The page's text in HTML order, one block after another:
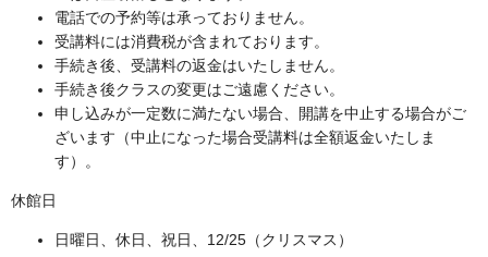
電話での予約等は承っておりません。
受講料には消費税が含まれております。
手続き後、受講料の返金はいたしません。
手続き後クラスの変更はご遠慮ください。
申し込みが一定数に満たない場合、開講を中止する場合がご
ざいます（中止になった場合受講料は全額返金いたしま
す）。
休館日
日曜日、休日、祝日、12/25（クリスマス）